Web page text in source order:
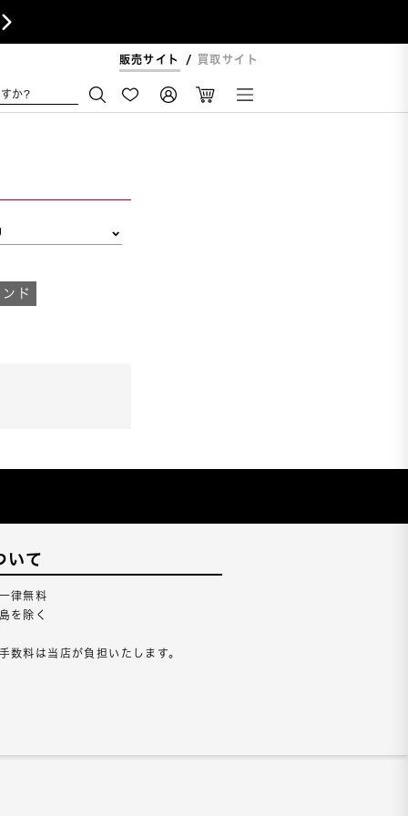

販売サイト 買取サイト
か?
ド
いて
律無料
を除く
数料は当店が負担いたします。